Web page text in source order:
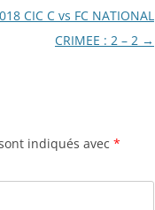
CIC C vs FC NATIONAL
CRIMEE : 2 – 2 →
indiqués avec *